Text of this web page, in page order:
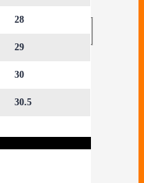
28
29
30
30.5